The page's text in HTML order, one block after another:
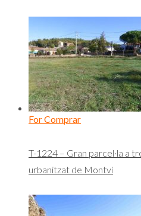
For Comprar
T-1224 – Gran parcel·la a
urbanitzat de Montví